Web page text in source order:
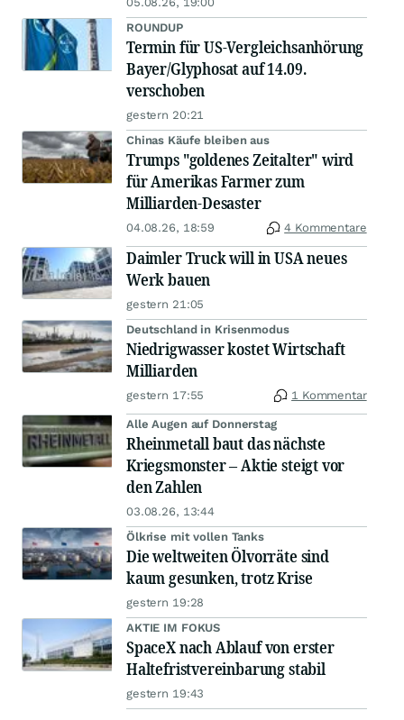
ROUNDUP
Termin für US-Vergleichsanhörung
Bayer/Glyphosat auf 14.09.
verschoben
gestern 20:21
Chinas Käufe bleiben aus
Trumps "goldenes Zeitalter" wird
für Amerikas Farmer zum
Milliarden-Desaster
04.08.26, 18:59 4 Kommentare
Daimler Truck will in USA neues
Werk bauen
gestern 21:05
Deutschland in Krisenmodus
Niedrigwasser kostet Wirtschaft
Milliarden
gestern 17:55 1 Kommentar
Alle Augen auf Donnerstag
Rheinmetall baut das nächste
Kriegsmonster – Aktie steigt vor
den Zahlen
03.08.26, 13:44
Ölkrise mit vollen Tanks
Die weltweiten Ölvorräte sind
kaum gesunken, trotz Krise
gestern 19:28
AKTIE IM FOKUS
SpaceX nach Ablauf von erster
Haltefristvereinbarung stabil
gestern 19:43